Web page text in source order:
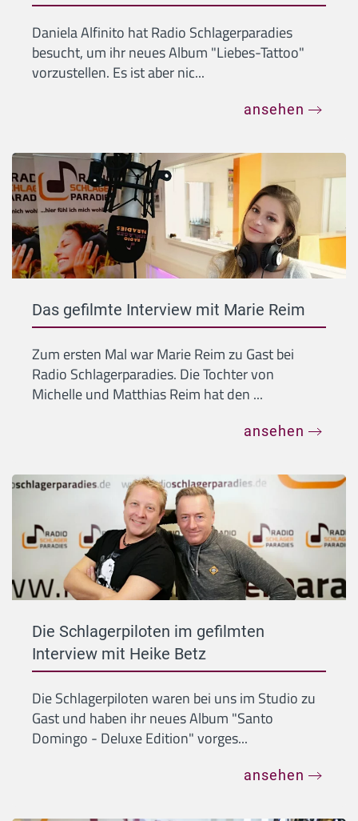
Daniela Alfinito hat Radio Schlagerparadies
besucht, um ihr neues Album "Liebes-Tattoo"
vorzustellen. Es ist aber nic...
ansehen
Das gefilmte Interview mit Marie Reim
Zum ersten Mal war Marie Reim zu Gast bei
Radio Schlagerparadies. Die Tochter von
Michelle und Matthias Reim hat den ...
ansehen
Die Schlagerpiloten im gefilmten
Interview mit Heike Betz
Die Schlagerpiloten waren bei uns im Studio zu
Gast und haben ihr neues Album "Santo
Domingo - Deluxe Edition" vorges...
ansehen